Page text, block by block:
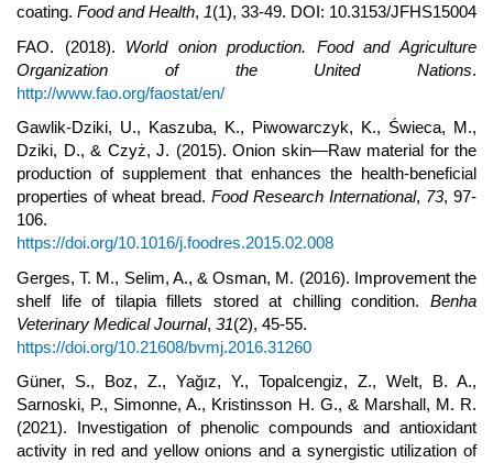
coating. Food and Health, 1(1), 33-49. DOI: 10.3153/JFHS15004
FAO. (2018). World onion production. Food and Agriculture
Organization of the United Nations.
http://www.fao.org/faostat/en/
Gawlik-Dziki, U., Kaszuba, K., Piwowarczyk, K., Świeca, M.,
Dziki, D., & Czyż, J. (2015). Onion skin—Raw material for the
production of supplement that enhances the health-beneficial
properties of wheat bread. Food Research International, 73, 97-
106.
https://doi.org/10.1016/j.foodres.2015.02.008
Gerges, T. M., Selim, A., & Osman, M. (2016). Improvement the
shelf life of tilapia fillets stored at chilling condition. Benha
Veterinary Medical Journal, 31(2), 45-55.
https://doi.org/10.21608/bvmj.2016.31260
Güner, S., Boz, Z., Yağız, Y., Topalcengiz, Z., Welt, B. A.,
Sarnoski, P., Simonne, A., Kristinsson H. G., & Marshall, M. R.
(2021). Investigation of phenolic compounds and antioxidant
activity in red and yellow onions and a synergistic utilization of